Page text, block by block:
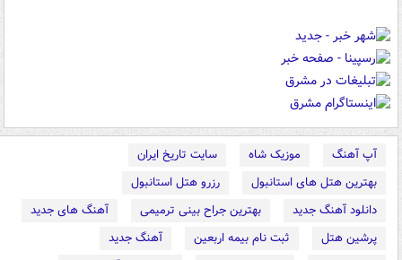
آپ آهنگ موزیک شاه
سایت تاریخ ایران
بهترین هتل های استانبول
رزرو هتل استانبول
دانلود آهنگ جدید
بهترین جراح بینی ترمیمی
آهنگ های جدید
پرشین هتل
ثبت نام بیمه اربعین
آهنگ جدید